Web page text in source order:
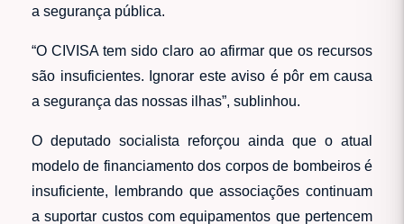
a segurança pública.
“O CIVISA tem sido claro ao afirmar que os recursos
são insuficientes. Ignorar este aviso é pôr em causa
a segurança das nossas ilhas”, sublinhou.
O deputado socialista reforçou ainda que o atual
modelo de financiamento dos corpos de bombeiros é
insuficiente, lembrando que associações continuam
a suportar custos com equipamentos que pertencem